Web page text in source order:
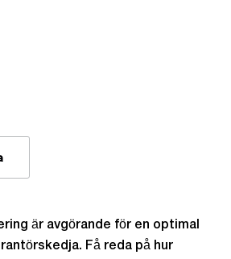
är avgörande för en optimal
Få reda på hur